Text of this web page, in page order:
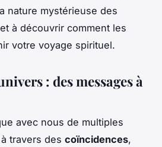
nature mystérieuse des
et à découvrir comment les
votre voyage spirituel.
: des messages à
avec nous de multiples
travers des coïncidences,